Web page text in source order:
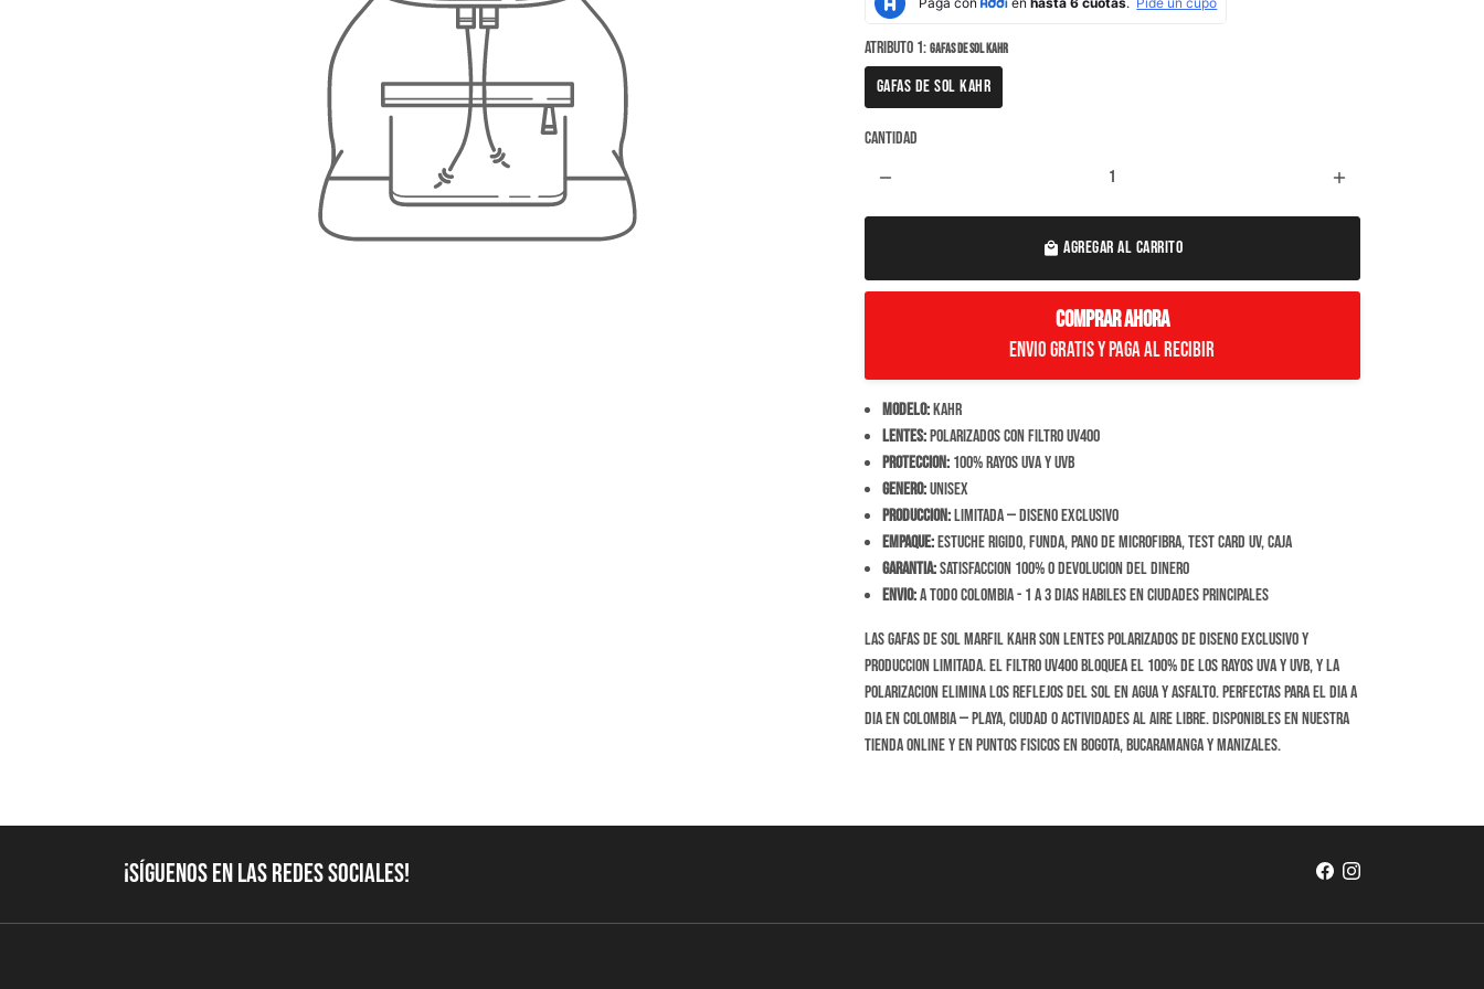
Atributo 1: GAFAS DE SOL KAHR
GAFAS DE SOL KAHR
Cantidad
remove add
local_mall AGREGAR AL CARRITO
COMPRAR AHORA
Envio Gratis y paga al recibir
Modelo:Kahr
Lentes:Polarizados con filtro UV400
Proteccion:100% rayos UVA y UVB
Genero:Unisex
Produccion:Limitada — diseno exclusivo
Empaque:Estuche rigido, funda, pano de microfibra, test card UV, caja
Garantia:Satisfaccion 100% o devolucion del dinero
Envio:A todo Colombia - 1 a 3 dias habiles en ciudades principales
Las Gafas de Sol Marfil Kahr son lentes polarizados de diseno exclusivo y
produccion limitada. El filtro UV400 bloquea el 100% de los rayos UVA y UVB, y la
polarizacion elimina los reflejos del sol en agua y asfalto. Perfectas para el dia a
dia en Colombia — playa, ciudad o actividades al aire libre. Disponibles en nuestra
tienda online y en puntos fisicos en Bogota, Bucaramanga y Manizales.
¡Síguenos en las redes sociales!